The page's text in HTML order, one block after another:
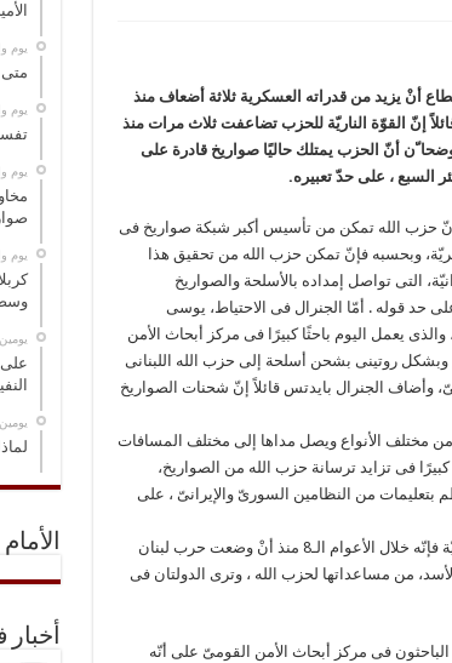
أنْ يزيد من قدراته العسكرية ثلاثة أضعاف منذ
«إسرائيل» و زاد قائلاً إنّ القوّة الناريّة للحزب تضاعفت ثلاث مرات منذ
الأنواع ، موضحا ّن أنّ الحزب يمتلك حاليًا صواريخ قادرة على
السبع ، على حدّ تعبيره.
إنّ حزب الله تمکن من تأسیس أکبر شبکة صواریخ فی
وبحسبه فإنّ تمکن حزب الله من تحقیق هذا
التی تواصل إمداده بالأسلحة والصواریخ
حد قوله . أمّا الجنرال فی الاحتیاط، یوسی
یعمل الیوم باحثًا کبیرًا فی مرکز أبحاث الأمن
وبشکل روتینی بشحن أسلحة إلى حزب الله اللبنانی
وأضاف الجنرال بایدتس قائلاً إنّ شحنات الصواریخ
مختلف الأنواع ویصل مداها إلى مختلف المسافات
فی تزاید ترسانة حزب الله من الصواریخ،
من النظامین السوریّ والإیرانیّ ، على
وبرأی الخبراء والمحللون الصهاینة فی معاهد الدراسات الإستراتیجیّة فإنّه خلال الأعوام الـ8 منذ أنْ وضعت حرب لبنان
من مساعداتها لحزب الله ، وترى الدولتان فی
فی مرکز أبحاث الأمن القومیّ على أنّه
‏يوم
‏يوم
‏يوم
‏يوم
وسط